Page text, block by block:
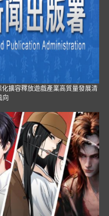
擴容釋放遊戲產業高質量發展清
向